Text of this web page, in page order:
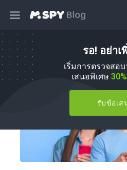
รอ! อย่าเ
เริ่มการตรวจสอ
เสนอพิเศษ
รับข้อเส
วิธีก